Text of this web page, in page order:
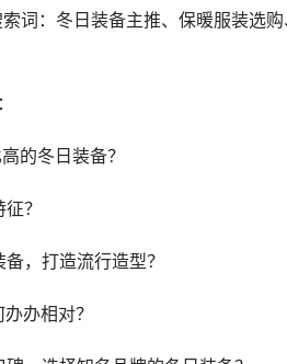
词：冬日装备主推、保暖服装选
的冬日装备？
？
，打造流行造型？
办相对？